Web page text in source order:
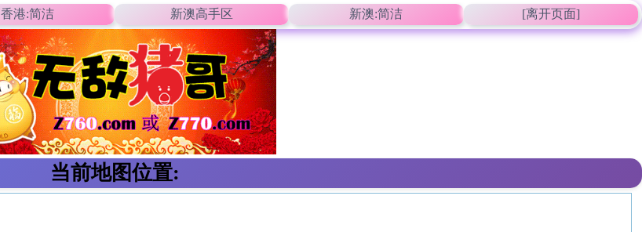
香港:简洁 新澳高手区 新澳:简洁 [离开页面]
当前地图位置: